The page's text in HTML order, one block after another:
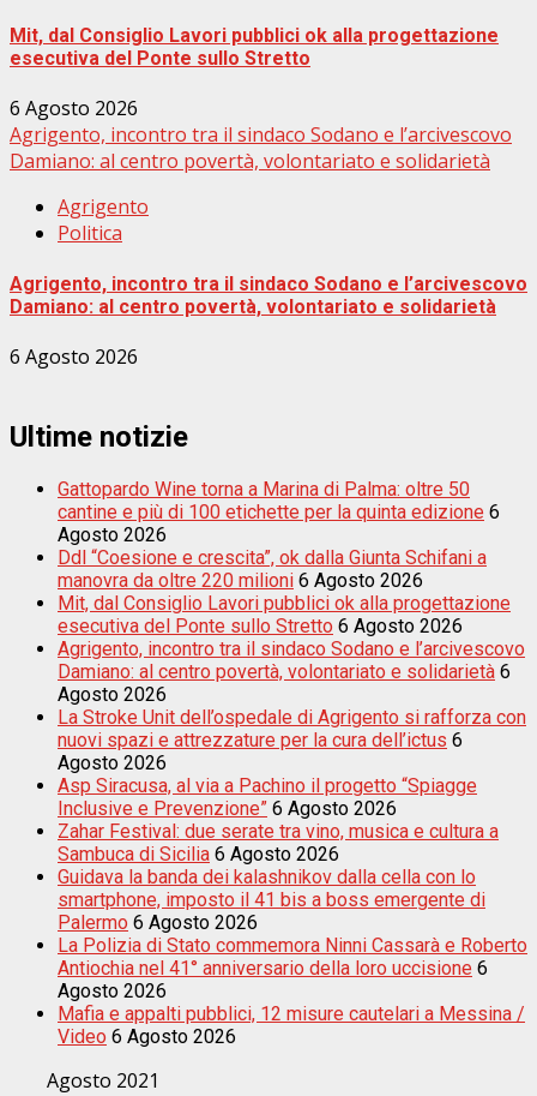
Mit, dal Consiglio Lavori pubblici ok alla progettazione
esecutiva del Ponte sullo Stretto
6 Agosto 2026
Agrigento, incontro tra il sindaco Sodano e l’arcivescovo
Damiano: al centro povertà, volontariato e solidarietà
Agrigento
Politica
Agrigento, incontro tra il sindaco Sodano e l’arcivescovo
Damiano: al centro povertà, volontariato e solidarietà
6 Agosto 2026
Ultime notizie
Gattopardo Wine torna a Marina di Palma: oltre 50
cantine e più di 100 etichette per la quinta edizione 6
Agosto 2026
Ddl “Coesione e crescita”, ok dalla Giunta Schifani a
manovra da oltre 220 milioni 6 Agosto 2026
Mit, dal Consiglio Lavori pubblici ok alla progettazione
esecutiva del Ponte sullo Stretto 6 Agosto 2026
Agrigento, incontro tra il sindaco Sodano e l’arcivescovo
Damiano: al centro povertà, volontariato e solidarietà 6
Agosto 2026
La Stroke Unit dell’ospedale di Agrigento si rafforza con
nuovi spazi e attrezzature per la cura dell’ictus 6
Agosto 2026
Asp Siracusa, al via a Pachino il progetto “Spiagge
Inclusive e Prevenzione” 6 Agosto 2026
Zahar Festival: due serate tra vino, musica e cultura a
Sambuca di Sicilia 6 Agosto 2026
Guidava la banda dei kalashnikov dalla cella con lo
smartphone, imposto il 41 bis a boss emergente di
Palermo 6 Agosto 2026
La Polizia di Stato commemora Ninni Cassarà e Roberto
Antiochia nel 41° anniversario della loro uccisione 6
Agosto 2026
Mafia e appalti pubblici, 12 misure cautelari a Messina /
Video 6 Agosto 2026
Agosto 2021